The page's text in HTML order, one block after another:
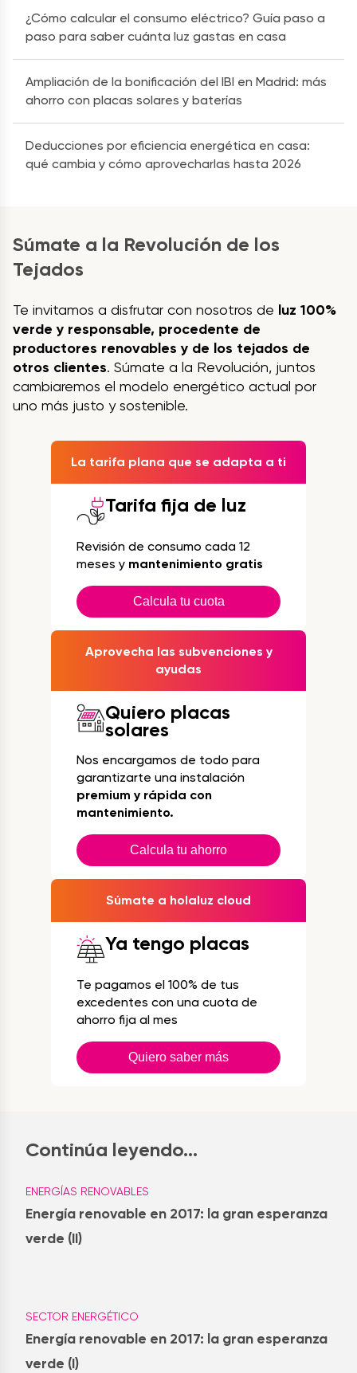
¿Cómo calcular el consumo eléctrico? Guía paso a
paso para saber cuánta luz gastas en casa
Ampliación de la bonificación del IBI en Madrid: más
ahorro con placas solares y baterías
Deducciones por eficiencia energética en casa:
qué cambia y cómo aprovecharlas hasta 2026
Súmate a la Revolución de los
Tejados
Te invitamos a disfrutar con nosotros de luz 100%
verde y responsable, procedente de
productores renovables y de los tejados de
otros clientes. Súmate a la Revolución, juntos
cambiaremos el modelo energético actual por
uno más justo y sostenible.
La tarifa plana que se adapta a ti
Tarifa fija de luz
Revisión de consumo cada 12
meses y mantenimiento gratis
Calcula tu cuota
Aprovecha las subvenciones y
ayudas
Quiero placas
solares
Nos encargamos de todo para
garantizarte una instalación
premium y rápida con
mantenimiento.
Calcula tu ahorro
Súmate a holaluz cloud
Ya tengo placas
Te pagamos el 100% de tus
excedentes con una cuota de
ahorro fija al mes
Quiero saber más
Continúa leyendo...
ENERGÍAS RENOVABLES
Energía renovable en 2017: la gran esperanza
verde (II)
SECTOR ENERGÉTICO
Energía renovable en 2017: la gran esperanza
verde (I)